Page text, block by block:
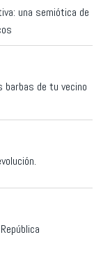
una semiótica de
barbas de tu vecino